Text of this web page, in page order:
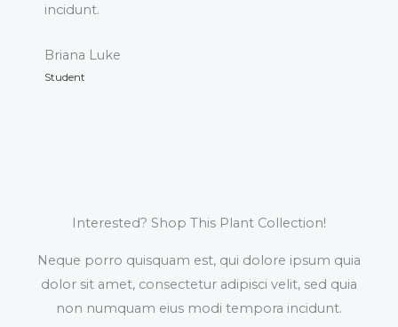
incidunt.
Briana Luke
Student
Interested? Shop This Plant Collection!
Neque porro quisquam est, qui dolore ipsum quia
dolor sit amet, consectetur adipisci velit, sed quia
non numquam eius modi tempora incidunt.